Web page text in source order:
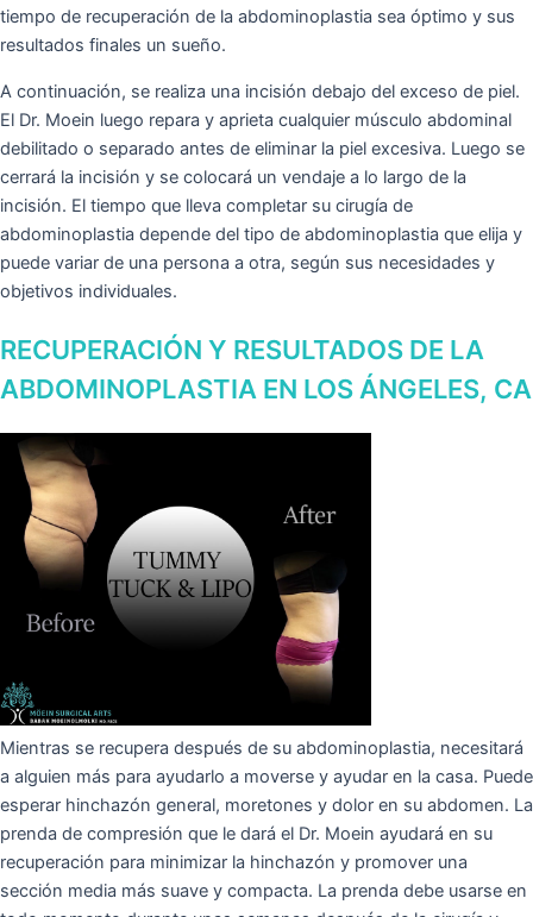
tiempo de recuperación de la abdominoplastia sea óptimo y sus
resultados finales un sueño.
A continuación, se realiza una incisión debajo del exceso de piel.
El Dr. Moein luego repara y aprieta cualquier músculo abdominal
debilitado o separado antes de eliminar la piel excesiva. Luego se
cerrará la incisión y se colocará un vendaje a lo largo de la
incisión. El tiempo que lleva completar su cirugía de
abdominoplastia depende del tipo de abdominoplastia que elija y
puede variar de una persona a otra, según sus necesidades y
objetivos individuales.
RECUPERACIÓN Y RESULTADOS DE LA
ABDOMINOPLASTIA EN LOS ÁNGELES, CA
Mientras se recupera después de su abdominoplastia, necesitará
a alguien más para ayudarlo a moverse y ayudar en la casa. Puede
esperar hinchazón general, moretones y dolor en su abdomen. La
prenda de compresión que le dará el Dr. Moein ayudará en su
recuperación para minimizar la hinchazón y promover una
sección media más suave y compacta. La prenda debe usarse en